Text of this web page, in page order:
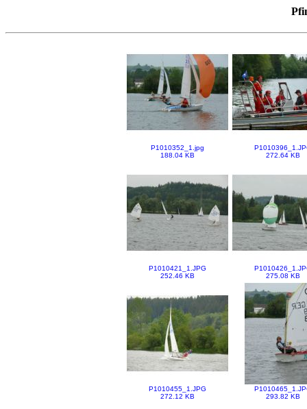
P1010352_1.jpg
188.04 KB
272.64 KB
P1010421_1.JPG
252.46 KB
275.08 KB
P1010455_1.JPG
272.12 KB
293.82 KB